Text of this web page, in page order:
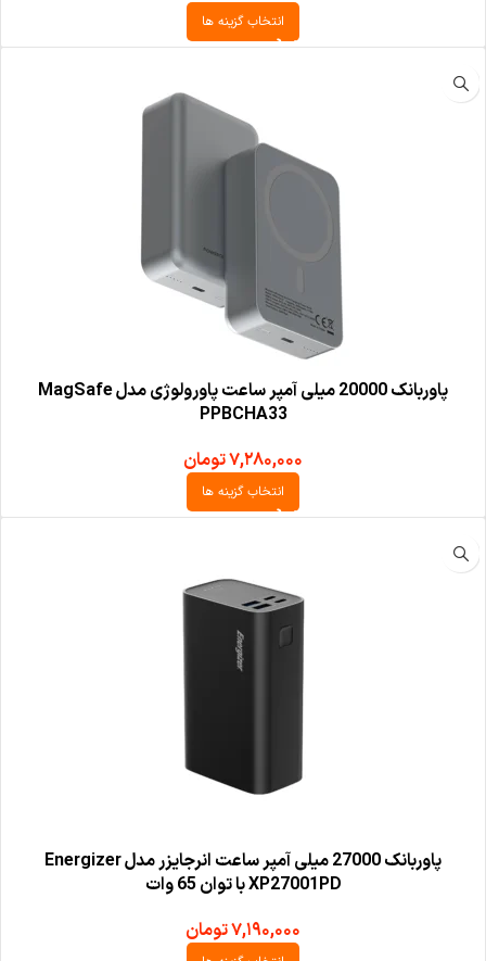
انتخاب گزینه ها
پاوربانک 20000 میلی آمپر ساعت پاورولوژی مدل MagSafe
PPBCHA33
۷,۲۸۰,۰۰۰تومان
انتخاب گزینه ها
پاوربانک 27000 میلی آمپر ساعت انرجایزر مدل Energizer
XP27001PD با توان 65 وات
۷,۱۹۰,۰۰۰تومان